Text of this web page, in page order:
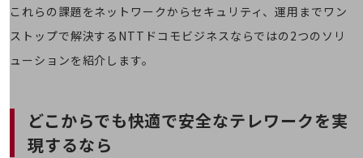
グループ会社
ニュースルーム
ニュースリリース
地域からの発表
これらの課題をネットワークからセキュリティ、運用までワン
ストップで解決するNTTドコモビジネスならではの2つのソリ
ューションを紹介します。
どこからでも快適で安全なテレワークを実
現するなら